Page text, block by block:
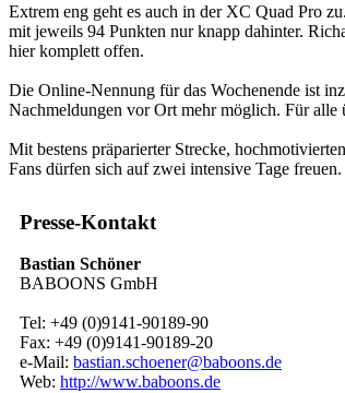
Extrem eng geht es auch in der XC Quad Pro
mit jeweils 94 Punkten nur knapp dahinter.
hier komplett offen.
Die Online-Nennung für das Wochenende ist
Nachmeldungen vor Ort mehr möglich. Für
Mit bestens präparierter Strecke,
Fans dürfen sich auf zwei intensive Tage freuen.
Presse-Kontakt
Bastian Schöner
BABOONS GmbH
Tel: +49 (0)9141-90189-90
Fax: +49 (0)9141-90189-20
e-Mail: bastian.schoener@baboons.de
Web: http://www.baboons.de